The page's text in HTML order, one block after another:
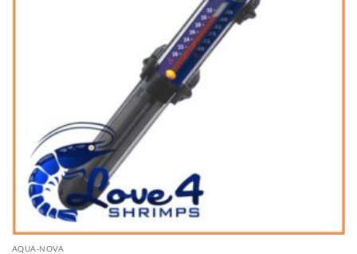
AQUA-NOVA